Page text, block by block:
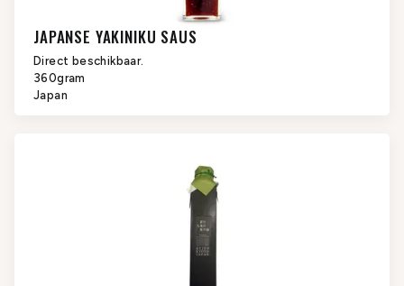
JAPANSE YAKINIKU SAUS
Direct beschikbaar.
360gram
Japan